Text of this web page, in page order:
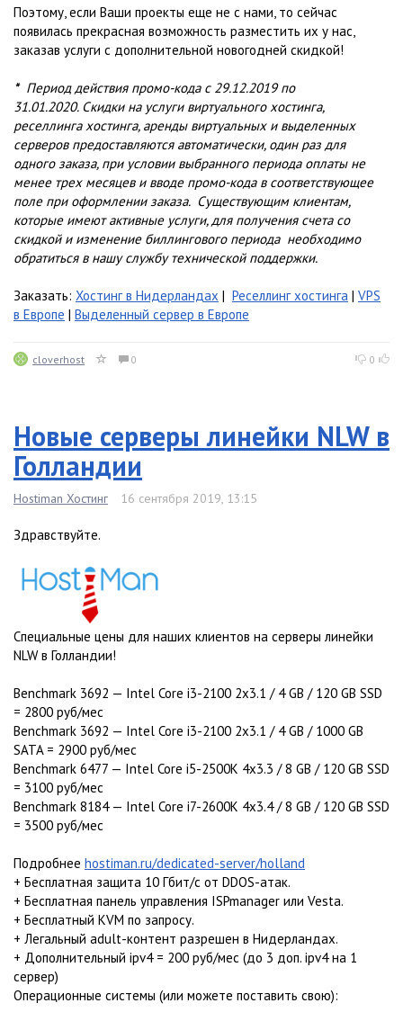
Поэтому, если Ваши проекты еще не с нами, то сейчас
появилась прекрасная возможность разместить их у нас,
заказав услуги с дополнительной новогодней скидкой!
*Период действия промо-кода с 29.12.2019 по
31.01.2020. Скидки на услуги виртуального хостинга,
реселлинга хостинга, аренды виртуальных и выделенных
серверов предоставляются автоматически, один раз для
одного заказа, при условии выбранного периода оплаты не
менее трех месяцев и вводе промо-кода в соответствующее
поле при оформлении заказа. Существующим клиентам,
которые имеют активные услуги, для получения счета со
скидкой и изменение биллингового периода необходимо
обратиться в нашу службу технической поддержки.
Заказать: Хостинг в Нидерландах | Реселлинг хостинга | VPS
в Европе | Выделенный сервер в Европе
cloverhost 0 0
Новые серверы линейки NLW в
Голландии
Hostiman Хостинг 16 сентября 2019, 13:15
Здравствуйте.
Специальные цены для наших клиентов на серверы линейки
NLW в Голландии!
Benchmark 3692 — Intel Core i3-2100 2x3.1 / 4 GB / 120 GB SSD
= 2800 руб/мес
Benchmark 3692 — Intel Core i3-2100 2x3.1 / 4 GB / 1000 GB
SATA = 2900 руб/мес
Benchmark 6477 — Intel Core i5-2500K 4x3.3 / 8 GB / 120 GB SSD
= 3100 руб/мес
Benchmark 8184 — Intel Core i7-2600K 4x3.4 / 8 GB / 120 GB SSD
= 3500 руб/мес
Подробнее hostiman.ru/dedicated-server/holland
+ Бесплатная защита 10 Гбит/с от DDOS-атак.
+ Бесплатная панель управления ISPmanager или Vesta.
+ Бесплатный KVM по запросу.
+ Легальный adult-контент разрешен в Нидерландах.
+ Дополнительный ipv4 = 200 руб/мес (до 3 доп. ipv4 на 1
сервер)
Операционные системы (или можете поставить свою):